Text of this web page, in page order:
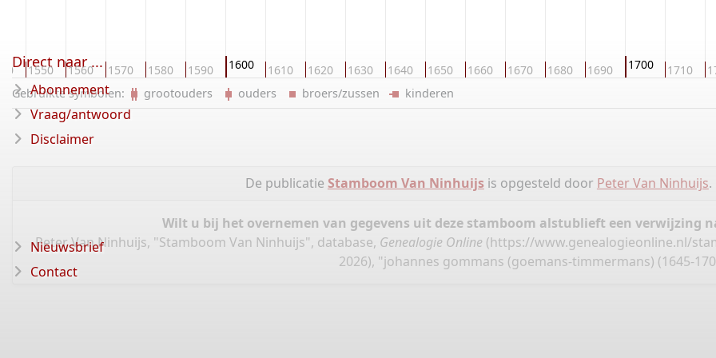
1550 1560 1570 1580 1590 1600 1610 1620 1630 1640 1650 1660 1670 1680 1690 1700 1710
Gebruikte symbolen: grootouders ouders broers/zussen kinderen
De publicatie Stamboom Van Ninhuijsis opgesteld door Peter Van Ninhuijs.
Wilt u bij het overnemen van gegevens uit deze stamboom alstublieft een verwijzing
Peter Van Ninhuijs, "Stamboom Van Ninhuijs", database, Genealogie Online (https://www.genealogieonline.nl/
2026), "johannes gommans (goemans-timmermans) (1645-
Direct naar ...
Abonnement
Vraag/antwoord
Disclaimer
Nieuwsbrief
Contact